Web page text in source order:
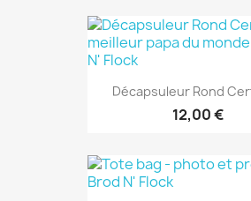
Décapsuleur Rond
12,00 €